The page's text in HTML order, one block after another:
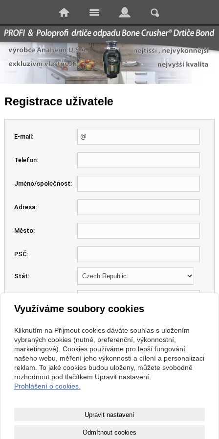
Registrace uživatele
E-mail:
Telefon:
Jméno/společnost:
Adresa:
Město:
PSČ:
Stát:
Kontrolní kód:
Copyright © 2026 DRTIČE BOND Výhradní dovozce, velkoobchod,
Využíváme soubory cookies
Kliknutím na Přijmout cookies dáváte souhlas s uložením
vybraných cookies (nutné, preferenční, výkonnostní,
marketingové). Cookies používáme pro lepší fungování
našeho webu, měření jeho výkonnosti a cílení a personalizaci
reklam. To jaké cookies budou uloženy, můžete svobodně
rozhodnout pod tlačítkem Upravit nastavení.
Prohlášení o cookies.
Upravit nastavení
Odmítnout cookies